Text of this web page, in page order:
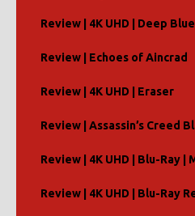
Review | 4K UHD | Deep
Review | Echoes of Aincrad
Review | 4K UHD | Eraser
Review | Assassin’s Creed
Review | 4K UHD | Blu-Ray |
Review | 4K UHD | Blu-Ray